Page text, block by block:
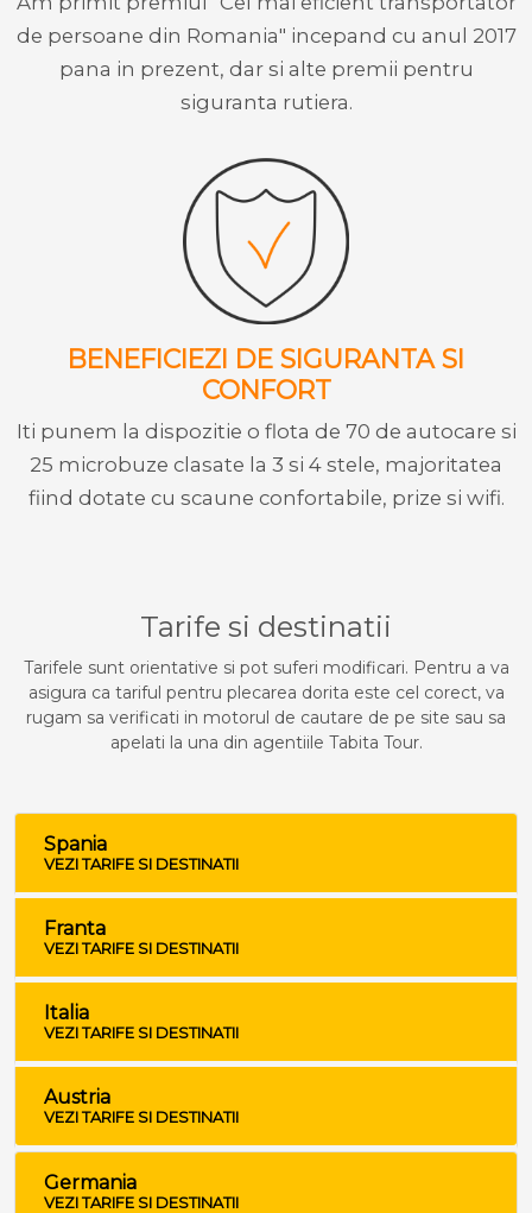
de persoane din Romania" incepand cu anul 2017
pana in prezent, dar si alte premii pentru
siguranta rutiera.
BENEFICIEZI DE SIGURANTA SI
CONFORT
Iti punem la dispozitie o flota de 70 de autocare si
25 microbuze clasate la 3 si 4 stele, majoritatea
fiind dotate cu scaune confortabile, prize si wifi.
Tarife si destinatii
Tarifele sunt orientative si pot suferi modificari. Pentru a va
asigura ca tariful pentru plecarea dorita este cel corect, va
rugam sa verificati in motorul de cautare de pe site sau sa
apelati la una din agentiile Tabita Tour.
Spania
VEZI TARIFE SI DESTINATII
Franta
VEZI TARIFE SI DESTINATII
Italia
VEZI TARIFE SI DESTINATII
Austria
VEZI TARIFE SI DESTINATII
Germania
VEZI TARIFE SI DESTINATII